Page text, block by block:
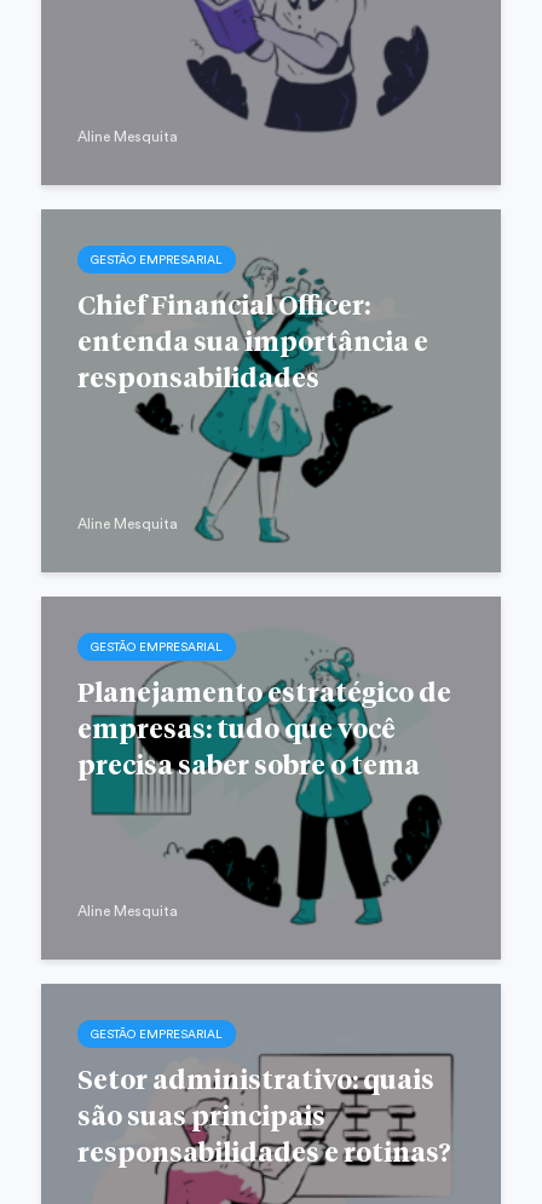
Aline Mesquita
GESTÃO EMPRESARIAL
Chief Financial Officer:
entenda sua importância e
responsabilidades
Aline Mesquita
GESTÃO EMPRESARIAL
Planejamento estratégico de
empresas: tudo que você
precisa saber sobre o tema
Aline Mesquita
GESTÃO EMPRESARIAL
Setor administrativo: quais
são suas principais
responsabilidades e rotinas?